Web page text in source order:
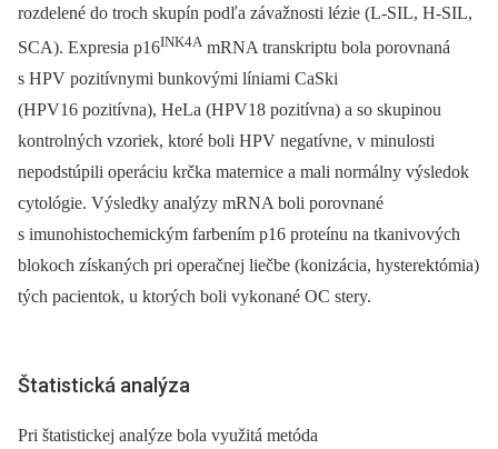
rozdelené do troch skupín podľa závažnosti lézie (L-SIL, H-SIL,
SCA). Expresia p16INK4A mRNA transkriptu bola porovnaná
s HPV pozitívnymi bunkovými líniami CaSki
(HPV16 pozitívna), HeLa (HPV18 pozitívna) a so skupinou
kontrolných vzoriek, ktoré boli HPV negatívne, v minulosti
nepodstúpili operáciu krčka maternice a mali normálny výsledok
cytológie. Výsledky analýzy mRNA boli porovnané
s imunohistochemickým farbením p16 proteínu na tkanivových
blokoch získaných pri operačnej liečbe (konizácia, hysterektómia)
tých pacientok, u ktorých boli vykonané OC stery.
Štatistická analýza
Pri štatistickej analýze bola využitá metóda